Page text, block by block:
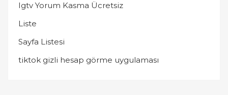
Igtv Yorum Kasma Ücretsiz
Liste
Sayfa Listesi
tiktok gizli hesap görme uygulaması